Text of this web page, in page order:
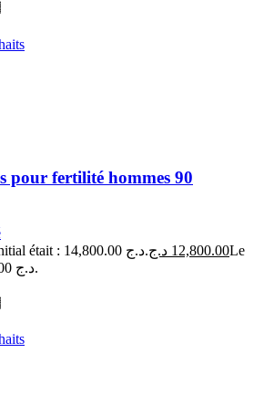
pour fertilité hommes 90
Le prix initial était : 14,800.00 د.ج. 12,800.00 د.ج
Le
prix actuel est : 12,800.00 د.ج.